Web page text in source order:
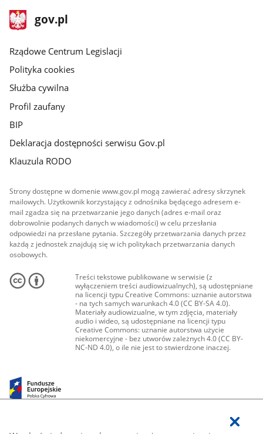
stopka
gov.plStrona
gov.pl
Rządowe Centrum Legislacji
Polityka cookies
Służba cywilna
Profil zaufany
BIP
Deklaracja dostępności serwisu Gov.pl
Klauzula RODO
Strony dostępne w domenie www.gov.pl mogą zawierać adresy skrzynek
mailowych. Użytkownik korzystający z odnośnika będącego adresem e-
mail zgadza się na przetwarzanie jego danych (adres e-mail oraz
dobrowolnie podanych danych w wiadomości) w celu przesłania
odpowiedzi na przesłane pytania. Szczegóły przetwarzania danych przez
każdą z jednostek znajdują się w ich politykach przetwarzania danych
osobowych.
Treści tekstowe publikowane w serwisie (z
wyłączeniem treści audiowizualnych), są udostępniane
na licencji typu Creative Commons: uznanie autorstwa
- na tych samych warunkach 4.0 (CC BY-SA 4.0).
Materiały audiowizualne, w tym zdjęcia, materiały
audio i wideo, są udostępniane na licencji typu
Creative Commons: uznanie autorstwa użycie
niekomercyjne - bez utworów zależnych 4.0 (CC BY-
NC-ND 4.0), o ile nie jest to stwierdzone inaczej.